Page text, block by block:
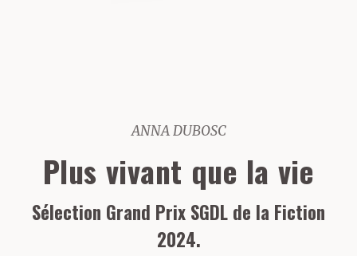
ANNA DUBOSC
Plus vivant que la vie
Sélection Grand Prix SGDL de la Fiction
2024.